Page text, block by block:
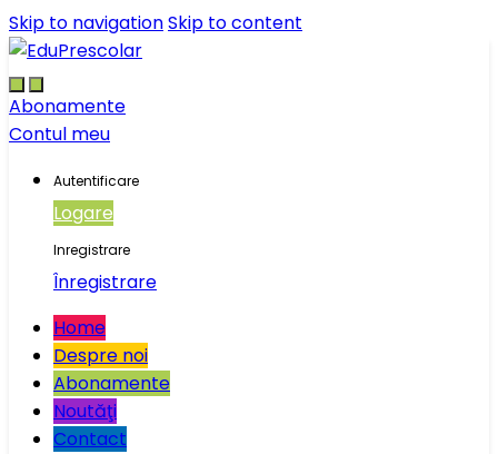
Skip to navigationSkip to content
Abonamente
Contul meu
Autentificare
Logare
Inregistrare
Înregistrare
Home
Despre noi
Abonamente
Noutăţi
Contact